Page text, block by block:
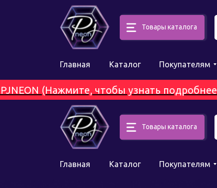
Товары каталога
Главная Каталог Покупателям
(Нажмите, чтобы узнать подробнее!)
Товары каталога
Главная Каталог Покупателям